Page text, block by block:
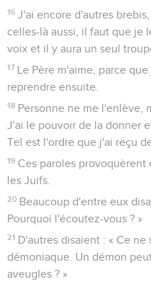
16 J'ai encore d'autres
celles-là aussi, il faut que je
voix et il y aura un seul
17 Le Père m'aime, parce
reprendre ensuite.
18 Personne ne me l'enlève,
J'ai le pouvoir de la donner
Tel est l'ordre que j'ai reçu
19 Ces paroles
les Juifs.
20 Beaucoup d'entre eux
Pourquoi l'écoutez-vous ? »
21 D'autres disaient : « Ce ne
démoniaque. Un démon
aveugles ? »